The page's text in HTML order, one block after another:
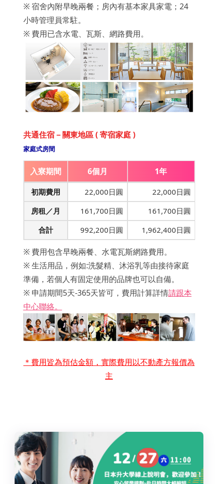
※ 宿舍內附早晚兩餐；房內有基本家具家電；24
小時管理員常駐。
※ 費用已含水電、瓦斯、網路費用。
共通住宿－關東地區 ( 寄宿家庭 )
家庭式房間
入寮期間 6個月 1年
初期費用 22,000日圓
22,000日圓
房租／月
161,700日圓
161,700日圓
合計
992,200日圓 1,962,400日圓
※ 費用包含早晚兩餐、水電瓦斯網路費用。
※ 生活用品，例如:洗髮精、沐浴乳等由接待家庭
準備，若個人有固定使用的品牌也可以自備。
※ 申請期間5天-365天皆可，費用計算詳情請跟本
中心聯絡。
＊費用皆為預估金額，實際費用以不動產方報價為
主